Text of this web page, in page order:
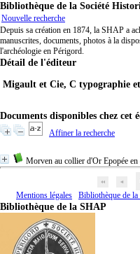
Bibliothèque de la Société
Nouvelle recherche
Depuis sa création en 1874, la SHAP a
manuscrites, documents, photos à la
l'archéologie en Périgord.
Détail de l'éditeur
Migault et Cie, C typographie
Documents disponibles chez cet
Affiner la recherche
Morven au collier d'Or Epopée en
Mentions légales
Bibliothèque de
Bibliothèque de la SHAP